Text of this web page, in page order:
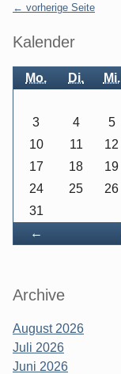
← vorherige Seite
Seitenleiste
Kalender
Mo. Di. Mi.
←
3
4 5
10
11 12
17
18 19
24
25 26
31
Archive
August 2026
Juli 2026
Juni 2026